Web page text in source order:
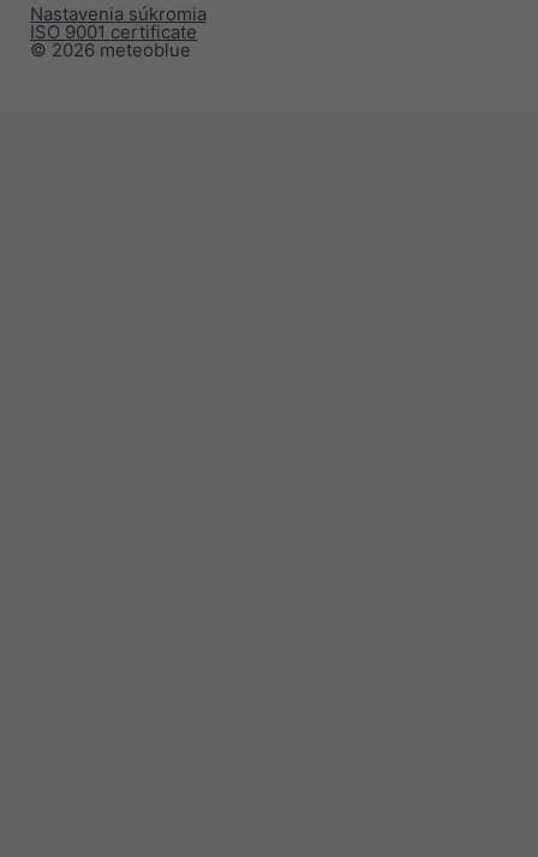
© 2026 meteoblue
ISO 9001 certificate
Nastavenia súkromia